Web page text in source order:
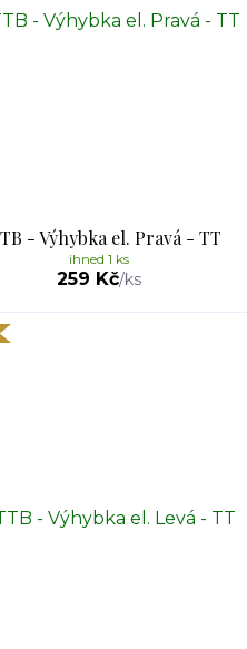
- Výhybka el. Pravá - TT
259 Kč/ks
ihned 1 ks